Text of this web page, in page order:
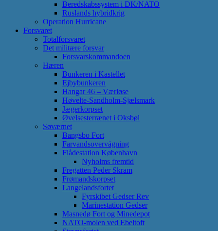
Beredskabssystem i DK/NATO
Ruslands hybridkrig
Operation Hurricane
Forsvaret
Totalforsvaret
Det militære forsvar
Forsvarskommandoen
Hæren
Bunkeren i Kastellet
Ejbybunkeren
Hangar 46 – Værløse
Høvelte-Sandholm-Sjælsmark
Jægerkorpset
Øvelsesterrænet i Oksbøl
Søværnet
Bangsbo Fort
Farvandsovervågning
Flådestation København
Nyholms fremtid
Fregatten Peder Skram
Frømandskorpset
Langelandsfortet
Fyrskibet Gedser Rev
Marinestation Gedser
Masnedø Fort og Minedepot
NATO-molen ved Ebeltoft